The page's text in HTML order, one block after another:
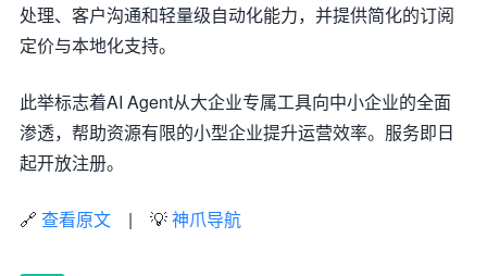
处理、客户沟通和轻量级自动化能力，并提供简化的订阅
定价与本地化支持。
此举标志着AI Agent从大企业专属工具向中小企业的全面
渗透，帮助资源有限的小型企业提升运营效率。服务即日
起开放注册。
🔗 查看原文 | 💡神爪导航